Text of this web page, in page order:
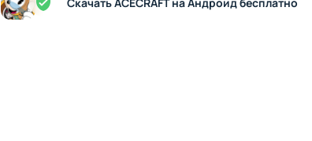
Тонкости механик, определяющих стиль